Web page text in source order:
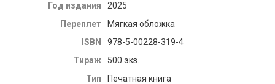
Год издания
2025
Переплет
Мягкая обложка
ISBN
978-5-00228-319-4
Тираж
500 экз.
Тип
Печатная книга